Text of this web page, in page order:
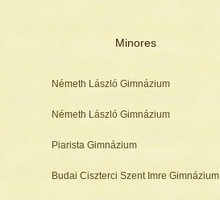
Minores
Németh László Gimnázium
Németh László Gimnázium
Piarista Gimnázium
Budai Ciszterci Szent Imre Gimnázium